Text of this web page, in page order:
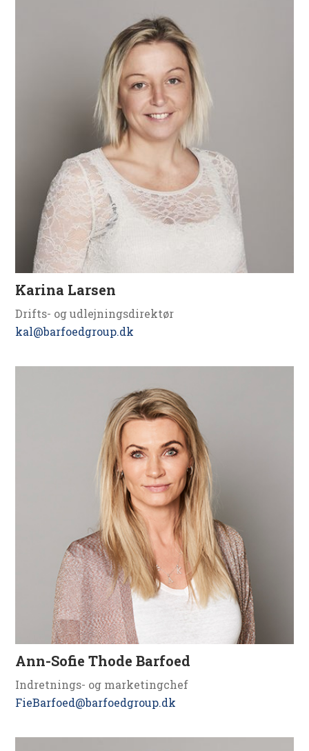
Karina Larsen
Drifts- og udlejningsdirektør
kal@barfoedgroup.dk
Ann-Sofie Thode Barfoed
Indretnings- og marketingchef
FieBarfoed@barfoedgroup.dk